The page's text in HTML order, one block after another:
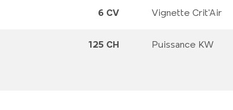
6 CV Vignette Crit'Air
125 CH Puissance KW